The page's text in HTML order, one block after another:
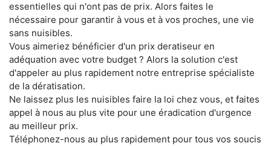
essentielles qui n'ont pas de prix. Alors faites le
nécessaire pour garantir à vous et à vos proches, une vie
sans nuisibles.
Vous aimeriez bénéficier d'un prix deratiseur en
adéquation avec votre budget ? Alors la solution c'est
d'appeler au plus rapidement notre entreprise spécialiste
de la dératisation.
Ne laissez plus les nuisibles faire la loi chez vous, et faites
appel à nous au plus vite pour une éradication d'urgence
au meilleur prix.
Téléphonez-nous au plus rapidement pour tous vos soucis